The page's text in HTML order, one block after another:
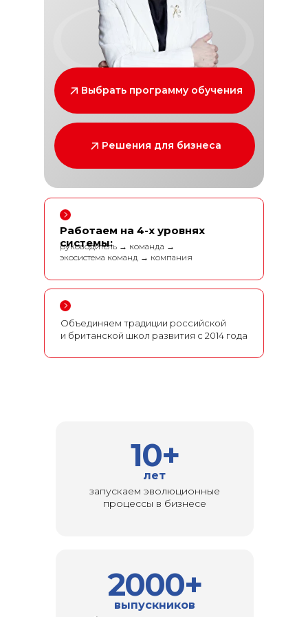
руководитель → команда →
экосистема команд → компания
Работаем на 4-х уровнях
системы:
Объединяем традиции российской
и британской школ развития с 2014 года
Решения для бизнеса
Выбрать программу обучения
запускаем эволюционные
процессы в бизнесе
лет
10+
выпускников
2000+